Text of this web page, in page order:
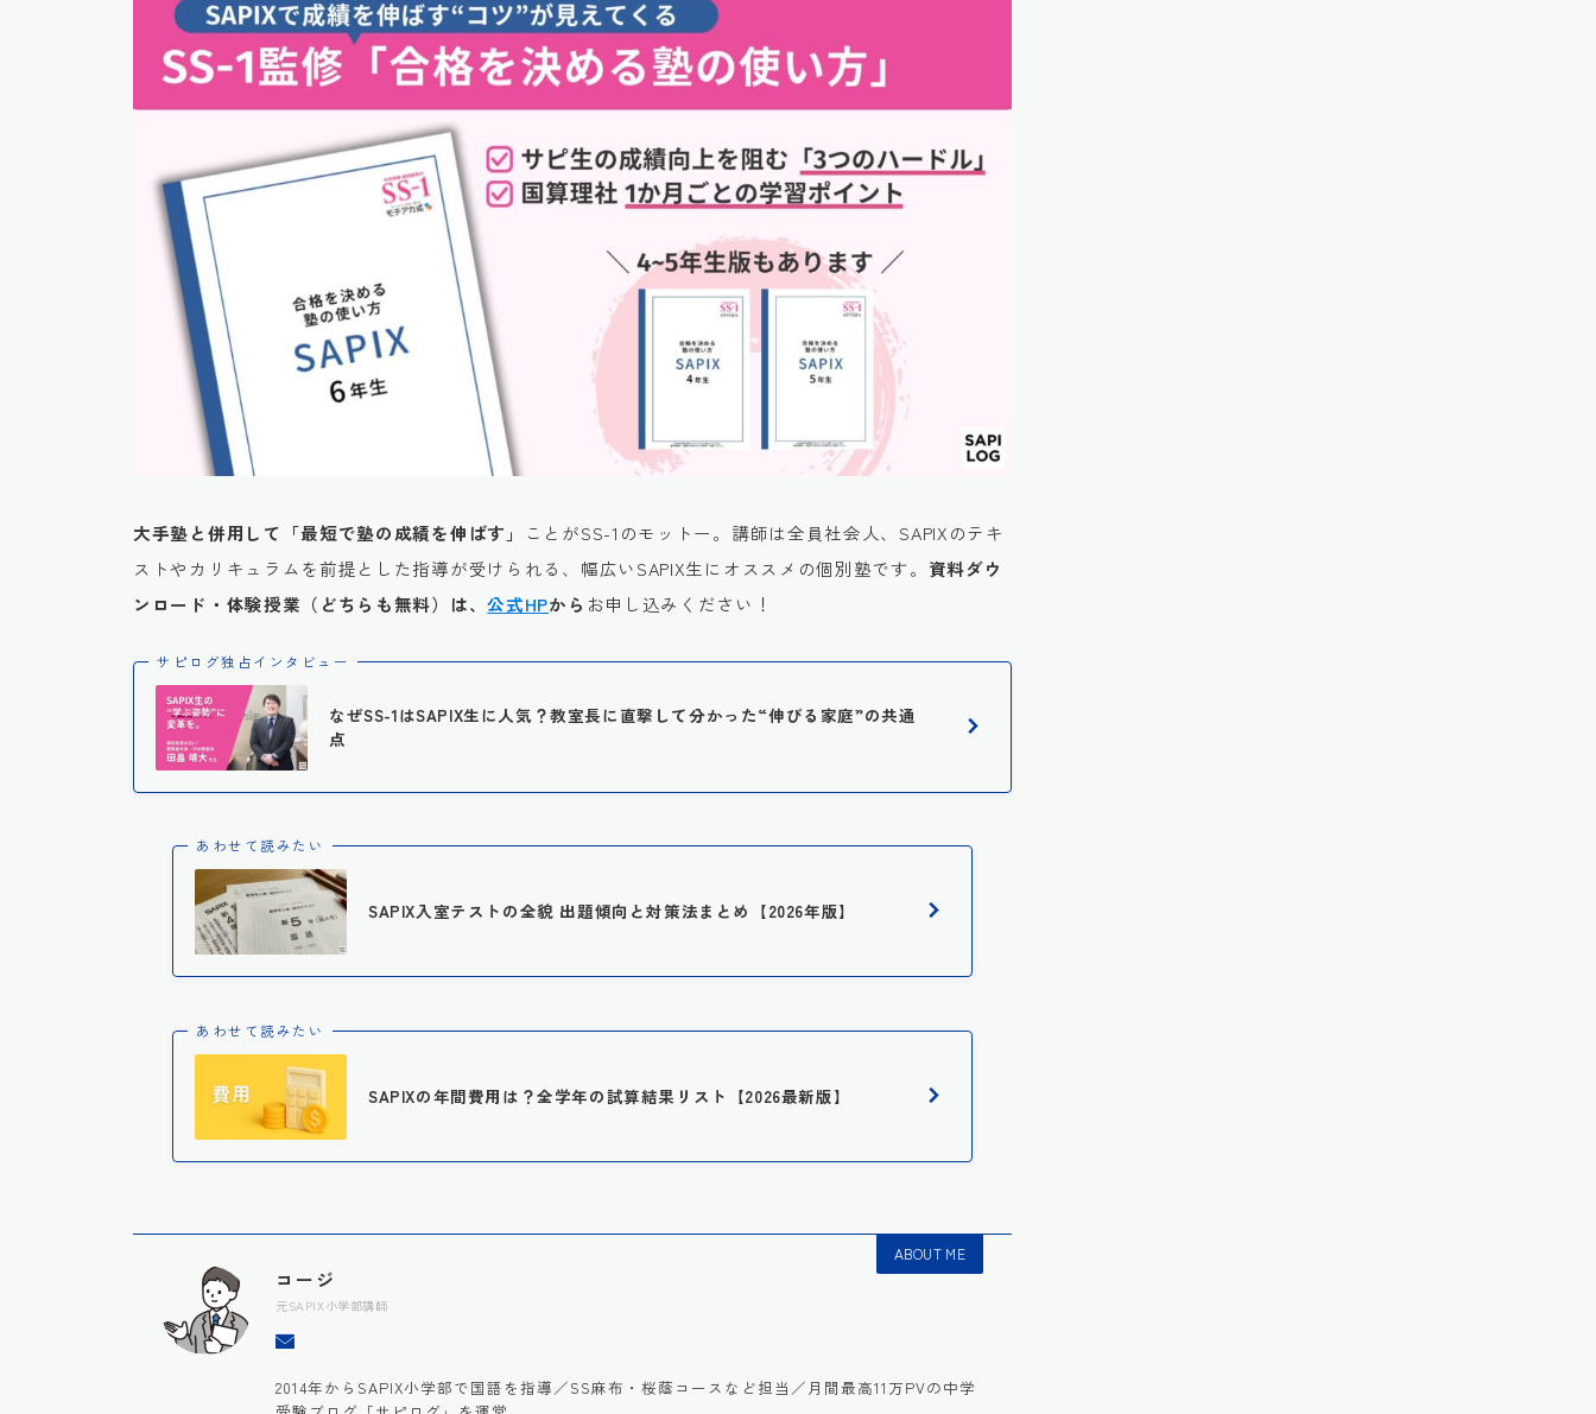
大手塾と併用して「最短で塾の成績を伸ばす」
ことがSS-1のモットー。講師は全員社会人、SAPIXのテキ
ストやカリキュラムを前提とした指導が受けられる、幅広いSAPIX生にオススメの個別塾です。 資料ダウ
ンロード・体験授業（どちらも無料）は、公式HPから お申し込みください！
サピログ独占インタビュー
なぜSS-1はSAPIX生に人気？教室長に直撃して分かった“伸びる家庭”の共通
点
あわせて読みたい
SAPIX入室テストの全貌 出題傾向と対策法まとめ【2026年版】
あわせて読みたい
SAPIXの年間費用は？全学年の試算結果リスト【2026最新版】
ABOUT ME
コージ
元SAPIX小学部講師
2014年からSAPIX小学部で国語を指導／SS麻布・桜蔭コースなど担当／月間最高11万PVの中学